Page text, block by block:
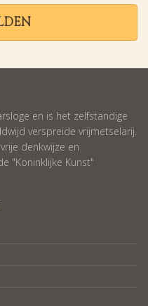
en is het zelfstandige
verspreide vrijmetselarij.
denkwijze en
"Koninklijke Kunst"